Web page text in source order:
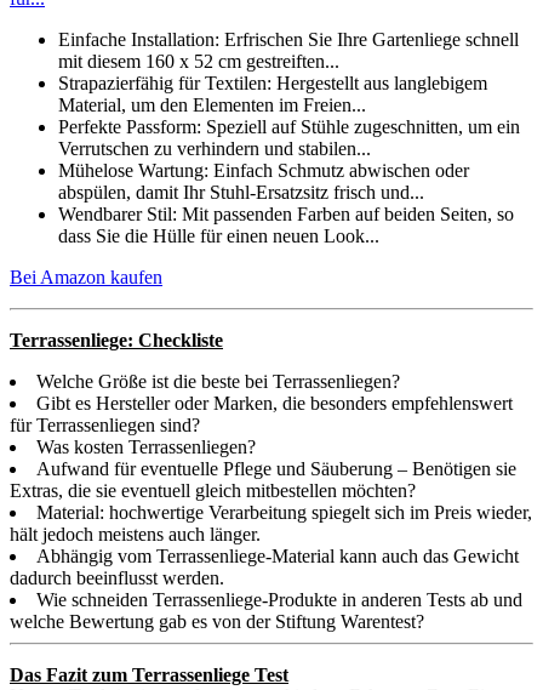
Einfache Installation: Erfrischen Sie Ihre Gartenliege schnell
mit diesem 160 x 52 cm gestreiften...
Strapazierfähig für Textilen: Hergestellt aus langlebigem
Material, um den Elementen im Freien...
Perfekte Passform: Speziell auf Stühle zugeschnitten, um ein
Verrutschen zu verhindern und stabilen...
Mühelose Wartung: Einfach Schmutz abwischen oder
abspülen, damit Ihr Stuhl-Ersatzsitz frisch und...
Wendbarer Stil: Mit passenden Farben auf beiden Seiten, so
dass Sie die Hülle für einen neuen Look...
Bei Amazon kaufen
Terrassenliege: Checkliste
Welche Größe ist die beste bei Terrassenliegen?
Gibt es Hersteller oder Marken, die besonders empfehlenswert
für Terrassenliegen sind?
Was kosten Terrassenliegen?
Aufwand für eventuelle Pflege und Säuberung – Benötigen sie
Extras, die sie eventuell gleich mitbestellen möchten?
Material: hochwertige Verarbeitung spiegelt sich im Preis wieder,
hält jedoch meistens auch länger.
Abhängig vom Terrassenliege-Material kann auch das Gewicht
dadurch beeinflusst werden.
Wie schneiden Terrassenliege-Produkte in anderen Tests ab und
welche Bewertung gab es von der Stiftung Warentest?
Das Fazit zum Terrassenliege Test